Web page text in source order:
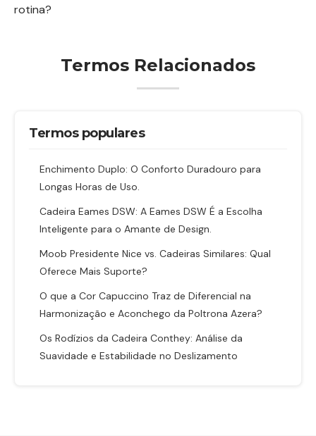
rotina?
Termos Relacionados
Termos populares
Enchimento Duplo: O Conforto Duradouro para
Longas Horas de Uso.
Cadeira Eames DSW: A Eames DSW É a Escolha
Inteligente para o Amante de Design.
Moob Presidente Nice vs. Cadeiras Similares: Qual
Oferece Mais Suporte?
O que a Cor Capuccino Traz de Diferencial na
Harmonização e Aconchego da Poltrona Azera?
Os Rodízios da Cadeira Conthey: Análise da
Suavidade e Estabilidade no Deslizamento